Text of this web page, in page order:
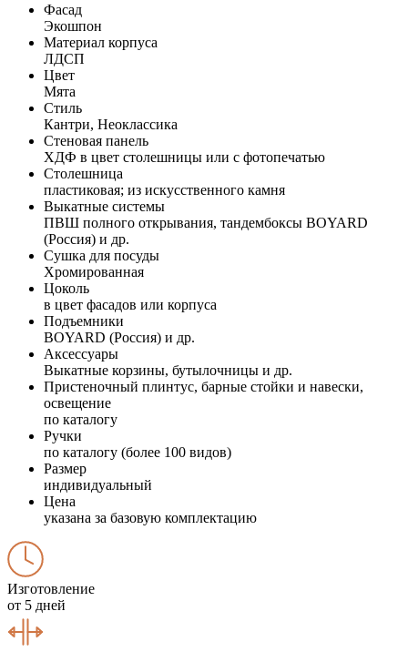
Фасад
Экошпон
Материал корпуса
ЛДСП
Цвет
Мята
Стиль
Кантри, Неоклассика
Стеновая панель
ХДФ в цвет столешницы или с фотопечатью
Столешница
пластиковая; из искусственного камня
Выкатные системы
ПВШ полного открывания, тандембоксы BOYARD
(Россия) и др.
Сушка для посуды
Хромированная
Цоколь
в цвет фасадов или корпуса
Подъемники
BOYARD (Россия) и др.
Аксессуары
Выкатные корзины, бутылочницы и др.
Пристеночный плинтус, барные стойки и навески,
освещение
по каталогу
Ручки
по каталогу (более 100 видов)
Размер
индивидуальный
Цена
указана за базовую комплектацию
Изготовление
от 5 дней